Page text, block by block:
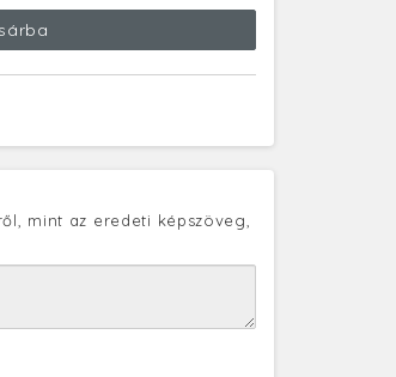
mint az eredeti képszöveg,